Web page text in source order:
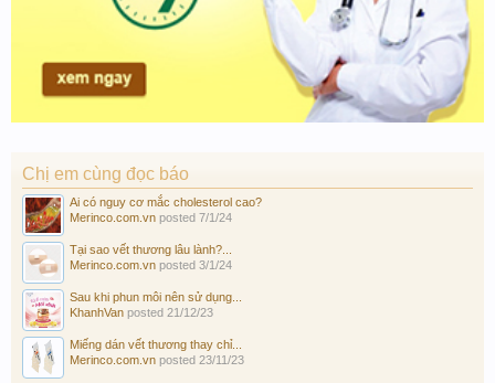
Chị em cùng đọc báo
Ai có nguy cơ mắc cholesterol cao?
Merinco.com.vn posted 7/1/24
Tại sao vết thương lâu lành?...
Merinco.com.vn posted 3/1/24
Sau khi phun môi nên sử dụng...
KhanhVan posted 21/12/23
Miếng dán vết thương thay chỉ...
Merinco.com.vn posted 23/11/23